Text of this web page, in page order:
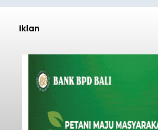
Iklan